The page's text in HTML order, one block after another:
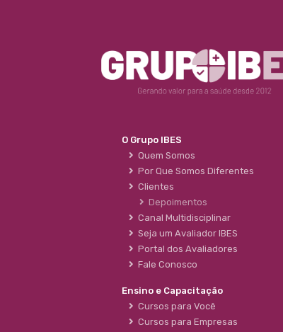
O Grupo IBES
Quem Somos
Por Que Somos Diferentes
Clientes
Depoimentos
Canal Multidisciplinar
Seja um Avaliador IBES
Portal dos Avaliadores
Fale Conosco
Ensino e Capacitação
Cursos para Você
Cursos para Empresas